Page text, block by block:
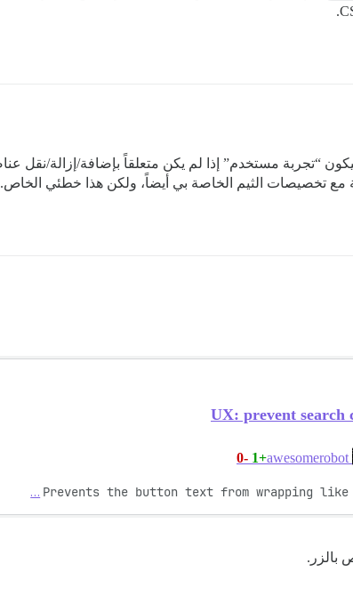
تخصيصات الثيم الخاصة بي أيضاً، ولكن هذا خطئي الخاص.
UX: prevent
+1
-0
Prevents the button text from wrapping
…